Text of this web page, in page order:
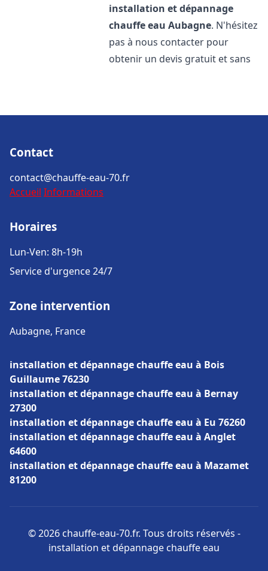
installation et dépannage
chauffe eau Aubagne. N'hésitez
pas à nous contacter pour
obtenir un devis gratuit et sans
Contact
contact@chauffe-eau-70.fr
Accueil Informations
Horaires
Lun-Ven: 8h-19h
Service d'urgence 24/7
Zone intervention
Aubagne, France
installation et dépannage chauffe eau à Bois
Guillaume 76230
installation et dépannage chauffe eau à Bernay
27300
installation et dépannage chauffe eau à Eu 76260
installation et dépannage chauffe eau à Anglet
64600
installation et dépannage chauffe eau à Mazamet
81200
© 2026 chauffe-eau-70.fr. Tous droits réservés -
installation et dépannage chauffe eau